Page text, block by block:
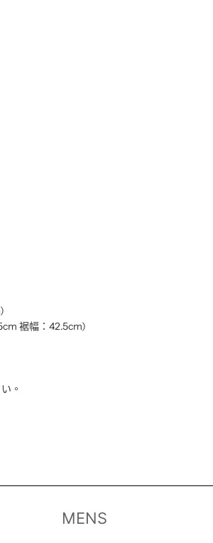
裾幅：42.5cm)
。
MENS